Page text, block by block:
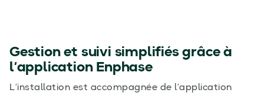
Gestion et suivi simplifiés grâce à
l’application Enphase
L’installation est accompagnée de l’application